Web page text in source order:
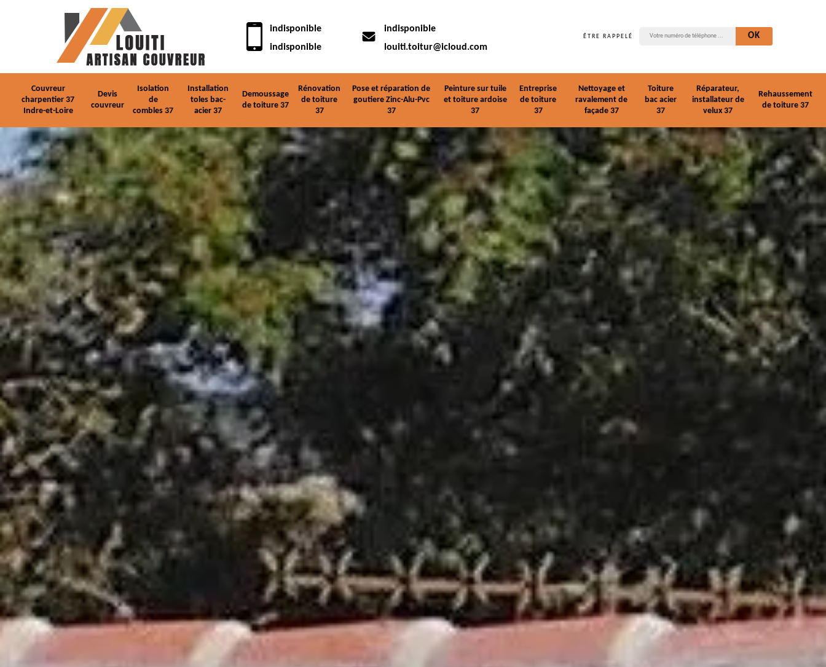
indisponible
indisponible
indisponible
louiti.toitur@icloud.com
ÊTRE RAPPELÉ
Couvreur
charpentier 37
Indre-et-Loire
Devis
couvreur
Isolation
de
combles 37
Installation
toles bac-
acier 37
Demoussage
de toiture 37
Rénovation
de toiture
37
Pose et réparation de
goutiere Zinc-Alu-Pvc
37
Peinture sur tuile
et toiture ardoise
37
Entreprise
de toiture
37
Nettoyage et
ravalement de
façade 37
Toiture
bac acier
37
Réparateur,
installateur de
velux 37
Rehaussement
de toiture 37